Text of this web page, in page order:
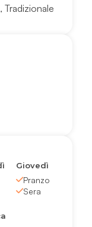
,Tradizionale
Giovedì
Pranzo
Sera